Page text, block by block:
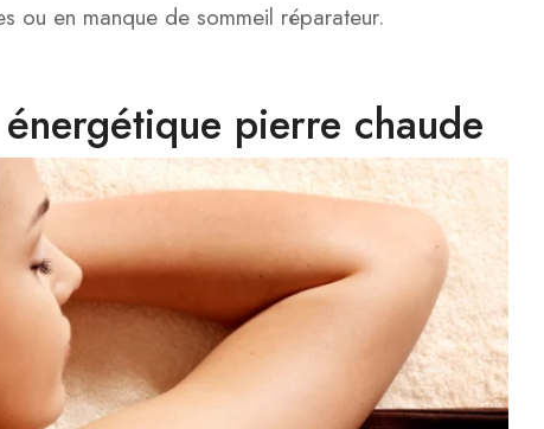
ou en manque de sommeil réparateur.
pierre chaude